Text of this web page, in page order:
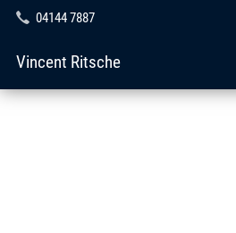
04144 7887
Vincent Ritsche